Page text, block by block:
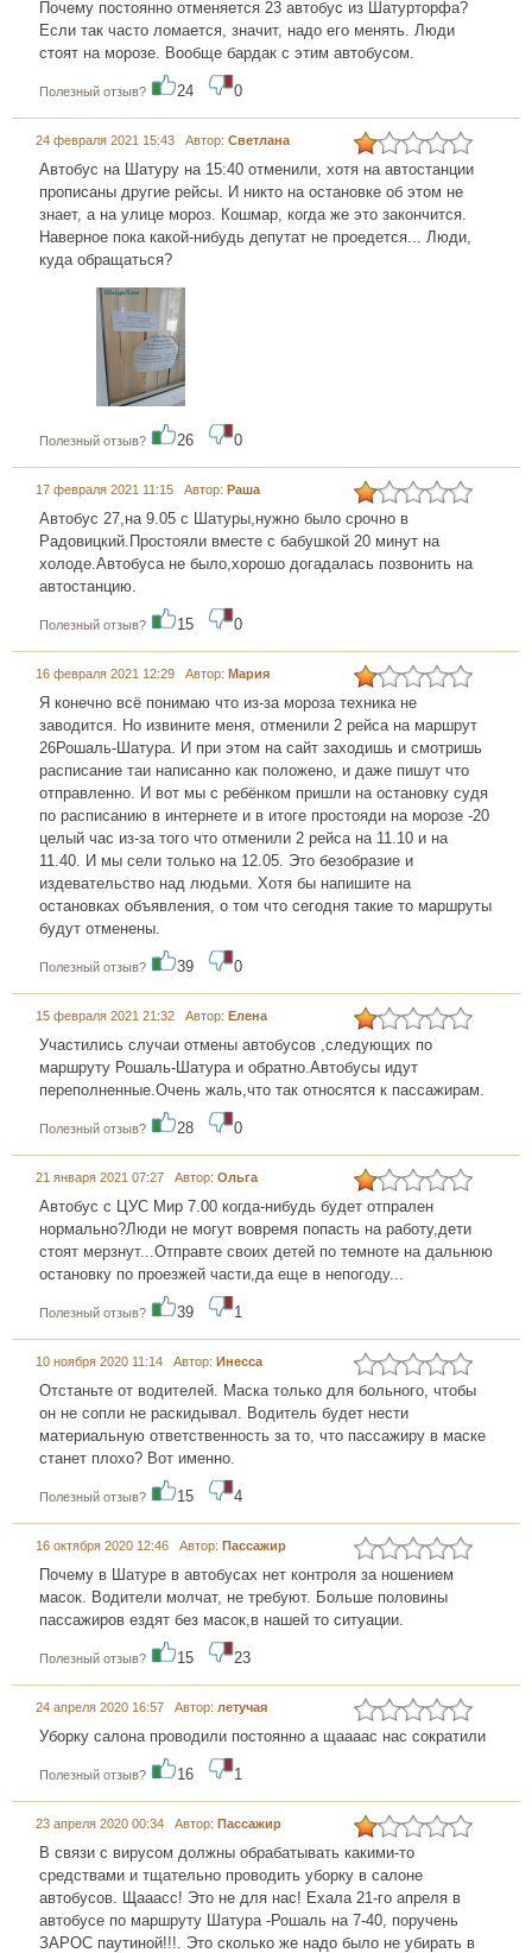
Почему постоянно отменяется 23 автобус из Шатурторфа?
Если так часто ломается, значит, надо его менять. Люди
стоят на морозе. Вообще бардак с этим автобусом.
Полезный отзыв? 24 0
24 февраля 2021 15:43 Автор: Светлана
Автобус на Шатуру на 15:40 отменили, хотя на автостанции
прописаны другие рейсы. И никто на остановке об этом не
знает, а на улице мороз. Кошмар, когда же это закончится.
Наверное пока какой-нибудь депутат не проедется... Люди,
куда обращаться?
Полезный отзыв? 26 0
17 февраля 2021 11:15 Автор: Раша
Автобус 27,на 9.05 с Шатуры,нужно было срочно в
Радовицкий.Простояли вместе с бабушкой 20 минут на
холоде.Автобуса не было,хорошо догадалась позвонить на
автостанцию.
Полезный отзыв? 15 0
16 февраля 2021 12:29 Автор: Мария
Я конечно всё понимаю что из-за мороза техника не
заводится. Но извините меня, отменили 2 рейса на маршрут
26Рошаль-Шатура. И при этом на сайт заходишь и смотришь
расписание таи написанно как положено, и даже пишут что
отправленно. И вот мы с ребёнком пришли на остановку судя
по расписанию в интернете и в итоге простояди на морозе -20
целый час из-за того что отменили 2 рейса на 11.10 и на
11.40. И мы сели только на 12.05. Это безобразие и
издевательство над людьми. Хотя бы напишите на
остановках объявления, о том что сегодня такие то маршруты
будут отменены.
Полезный отзыв? 39 0
15 февраля 2021 21:32 Автор: Елена
Участились случаи отмены автобусов ,следующих по
маршруту Рошаль-Шатура и обратно.Автобусы идут
переполненные.Очень жаль,что так относятся к пассажирам.
Полезный отзыв? 28 0
21 января 2021 07:27 Автор: Ольга
Автобус с ЦУС Мир 7.00 когда-нибудь будет отпрален
нормально?Люди не могут вовремя попасть на работу,дети
стоят мерзнут...Отправте своих детей по темноте на дальнюю
остановку по проезжей части,да еще в непогоду...
Полезный отзыв? 39 1
10 ноября 2020 11:14 Автор: Инесса
Отстаньте от водителей. Маска только для больного, чтобы
он не сопли не раскидывал. Водитель будет нести
материальную ответственность за то, что пассажиру в маске
станет плохо? Вот именно.
Полезный отзыв? 15 4
16 октября 2020 12:46 Автор: Пассажир
Почему в Шатуре в автобусах нет контроля за ношением
масок. Водители молчат, не требуют. Больше половины
пассажиров ездят без масок,в нашей то ситуации.
Полезный отзыв? 15 23
24 апреля 2020 16:57 Автор: летучая
Уборку салона проводили постоянно а щаааас нас сократили
Полезный отзыв? 16 1
23 апреля 2020 00:34 Автор: Пассажир
В связи с вирусом должны обрабатывать какими-то
средствами и тщательно проводить уборку в салоне
автобусов. Щааасс! Это не для нас! Ехала 21-го апреля в
автобусе по маршруту Шатура -Рошаль на 7-40, поручень
ЗАРОС паутиной!!!. Это сколько же надо было не убирать в